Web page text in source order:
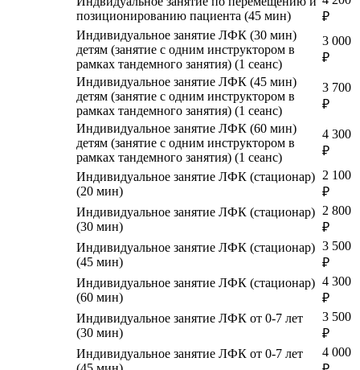
позиционированию пациента (45 мин)
₽
Индивидуальное занятие ЛФК (30 мин)
детям (занятие с одним инструктором в
рамках тандемного занятия) (1 сеанс)
3 000
₽
Индивидуальное занятие ЛФК (45 мин)
детям (занятие с одним инструктором в
рамках тандемного занятия) (1 сеанс)
3 700
₽
Индивидуальное занятие ЛФК (60 мин)
детям (занятие с одним инструктором в
рамках тандемного занятия) (1 сеанс)
4 300
₽
Индивидуальное занятие ЛФК (стационар)
(20 мин)
2 100
₽
Индивидуальное занятие ЛФК (стационар)
(30 мин)
2 800
₽
Индивидуальное занятие ЛФК (стационар)
(45 мин)
3 500
₽
Индивидуальное занятие ЛФК (стационар)
(60 мин)
4 300
₽
Индивидуальное занятие ЛФК от 0-7 лет
(30 мин)
3 500
₽
Индивидуальное занятие ЛФК от 0-7 лет
4 000